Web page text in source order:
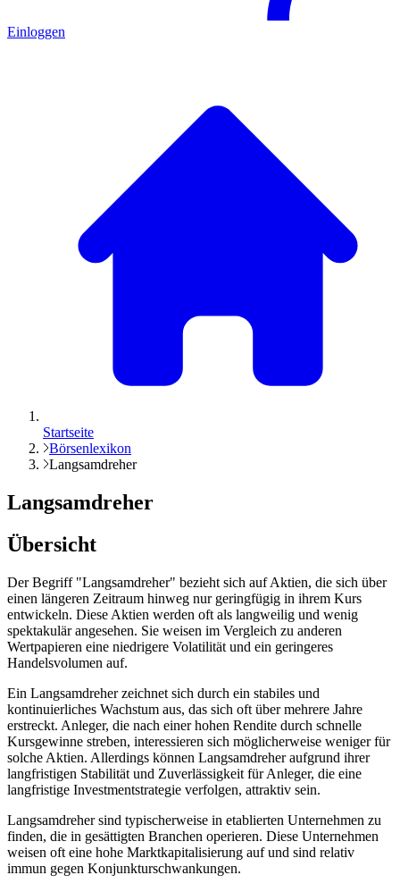
Einloggen
Startseite
Börsenlexikon
Langsamdreher
Langsamdreher
Übersicht
Der Begriff "Langsamdreher" bezieht sich auf Aktien, die sich über
einen längeren Zeitraum hinweg nur geringfügig in ihrem Kurs
entwickeln. Diese Aktien werden oft als langweilig und wenig
spektakulär angesehen. Sie weisen im Vergleich zu anderen
Wertpapieren eine niedrigere Volatilität und ein geringeres
Handelsvolumen auf.
Ein Langsamdreher zeichnet sich durch ein stabiles und
kontinuierliches Wachstum aus, das sich oft über mehrere Jahre
erstreckt. Anleger, die nach einer hohen Rendite durch schnelle
Kursgewinne streben, interessieren sich möglicherweise weniger für
solche Aktien. Allerdings können Langsamdreher aufgrund ihrer
langfristigen Stabilität und Zuverlässigkeit für Anleger, die eine
langfristige Investmentstrategie verfolgen, attraktiv sein.
Langsamdreher sind typischerweise in etablierten Unternehmen zu
finden, die in gesättigten Branchen operieren. Diese Unternehmen
weisen oft eine hohe Marktkapitalisierung auf und sind relativ
immun gegen Konjunkturschwankungen.